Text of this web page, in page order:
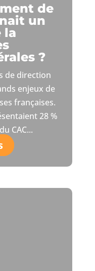
de
un
la
?
de direction
enjeux de
françaises.
28 %
CAC...